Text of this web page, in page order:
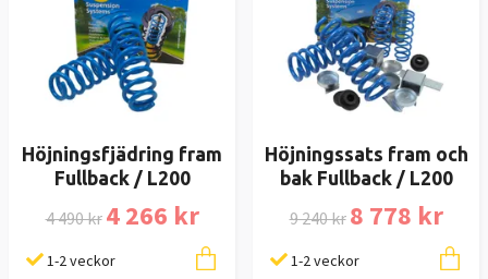
Höjningsfjädring fram
Fullback / L200
4 490 kr 4 266 kr
1-2 veckor
Höjningssats fram och
bak Fullback / L200
9 240 kr 8 778 kr
1-2 veckor